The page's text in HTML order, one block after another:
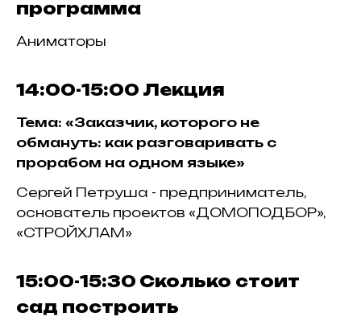
программа
Аниматоры
14:00-15:00 Лекция
Тема: «Заказчик, которого не
обмануть: как разговаривать с
прорабом на одном языке»
Сергей Петруша - предприниматель,
основатель проектов «ДОМОПОДБОР»,
«СТРОЙХЛАМ»
15:00-15:30 Сколько стоит
сад построить